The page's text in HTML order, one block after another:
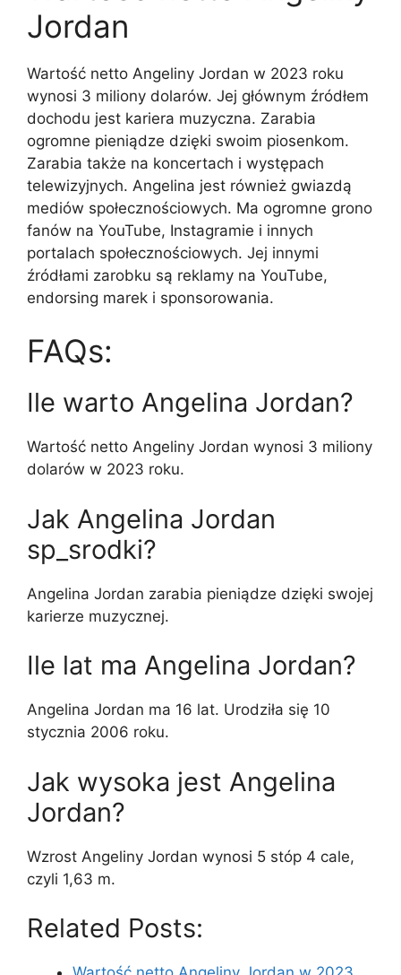
Jordan
Wartość netto Angeliny Jordan w 2023 roku
wynosi 3 miliony dolarów. Jej głównym źródłem
dochodu jest kariera muzyczna. Zarabia
ogromne pieniądze dzięki swoim piosenkom.
Zarabia także na koncertach i występach
telewizyjnych. Angelina jest również gwiazdą
mediów społecznościowych. Ma ogromne grono
fanów na YouTube, Instagramie i innych
portalach społecznościowych. Jej innymi
źródłami zarobku są reklamy na YouTube,
endorsing marek i sponsorowania.
FAQs:
Ile warto Angelina Jordan?
Wartość netto Angeliny Jordan wynosi 3 miliony
dolarów w 2023 roku.
Jak Angelina Jordan
sp_srodki?
Angelina Jordan zarabia pieniądze dzięki swojej
karierze muzycznej.
Ile lat ma Angelina Jordan?
Angelina Jordan ma 16 lat. Urodziła się 10
stycznia 2006 roku.
Jak wysoka jest Angelina
Jordan?
Wzrost Angeliny Jordan wynosi 5 stóp 4 cale,
czyli 1,63 m.
Related Posts: